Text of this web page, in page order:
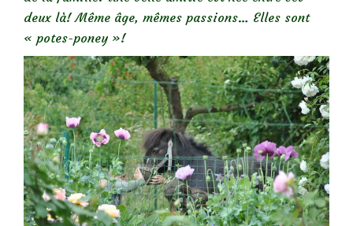
deux là! Même âge, mêmes passions… Elles sont
« potes-poney »!